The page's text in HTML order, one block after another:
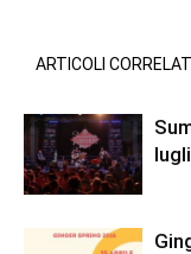
ARTICOLI CORRELATI